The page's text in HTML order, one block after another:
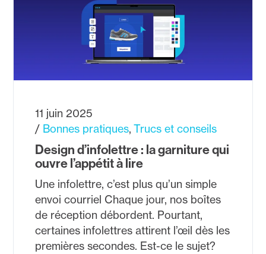
Design d’infolettre : la garniture qui
ouvre l’appétit à lire
11 juin 2025
Bonnes pratiques Trucs et conseils
Une infolettre, c’est plus qu’un simple
envoi courriel Chaque jour, nos boîtes
de réception débordent. Pourtant,
certaines infolettres attirent l’œil dès les
premières secondes. Est-ce le sujet?